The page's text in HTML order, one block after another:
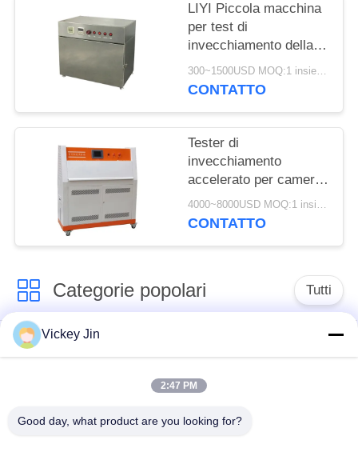
LIYI Piccola macchina
per test di
invecchiamento della
lampada UV Anti
radiazioni Camera di
300~1500USD MOQ:1 insieme
CONTATTO
Tester di
invecchiamento
accelerato per camera
di prova per
invecchiamento in
4000~8000USD MOQ:1 insieme
CONTATTO
Categorie popolari Tutti
Camera di prova di
clima
ambientale
dello shock termico
elettrico
Vickey Jin
2:47 PM
Good day, what product are you looking for?